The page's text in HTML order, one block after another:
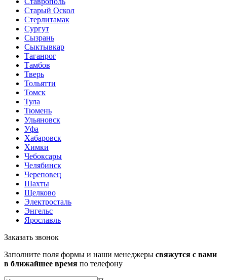
Старый Оскол
Стерлитамак
Сургут
Сызрань
Сыктывкар
Таганрог
Тамбов
Тверь
Тольятти
Томск
Тула
Тюмень
Ульяновск
Уфа
Хабаровск
Химки
Чебоксары
Челябинск
Череповец
Шахты
Щелково
Электросталь
Энгельс
Ярославль
Заказать звонок
Заполните поля формы и наши менеджеры свяжутся с вами
в ближайшее время по телефону